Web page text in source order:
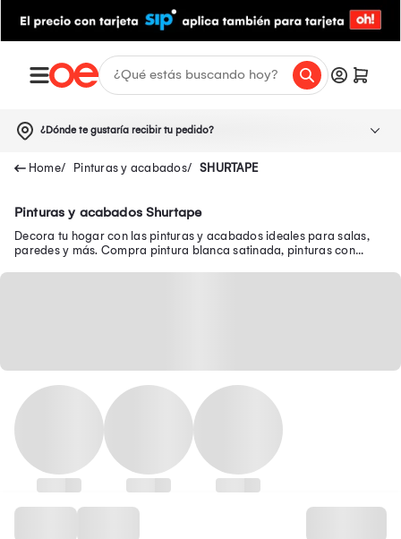
¿Dónde te gustaría recibir tu pedido?
Pinturas y acabados SHURTAPE
Pinturas y acabados Shurtape
Decora tu hogar con las pinturas y acabados ideales para salas,
paredes y más. Compra pintura blanca satinada, pinturas con